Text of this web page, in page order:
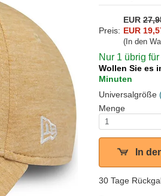
EUR
Preis: EUR
(In den
Nur 1 übrig
Wollen Sie es
Minuten
Universalgröße
Menge
In
30 Tage